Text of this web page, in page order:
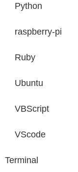
Python
raspberry-pi
Ruby
Ubuntu
VBScript
VScode
Terminal